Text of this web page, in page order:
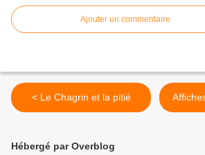
Ajouter un commentaire
< Le Chagrin et la pitié
Hébergé par Overblog